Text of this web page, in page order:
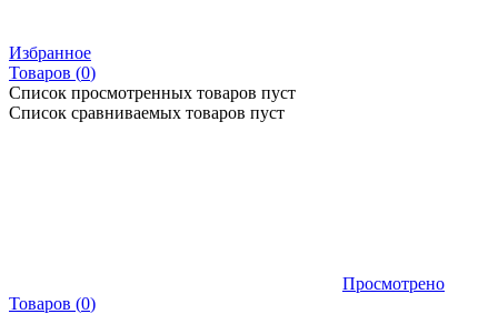
Избранное
Товаров (0)
Список просмотренных товаров пуст
Список сравниваемых товаров пуст
Просмотрено
Товаров (0)